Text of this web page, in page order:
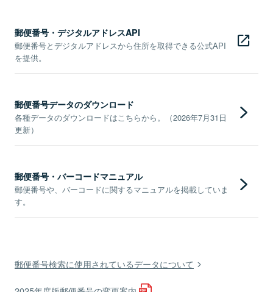
郵便番号・デジタルアドレスAPI
郵便番号とデジタルアドレスから住所を取得できる公式API
を提供。
郵便番号データのダウンロード
各種データのダウンロードはこちらから。（2026年7月31日
更新）
郵便番号・バーコードマニュアル
郵便番号や、バーコードに関するマニュアルを掲載していま
す。
郵便番号検索に使用されているデータについて